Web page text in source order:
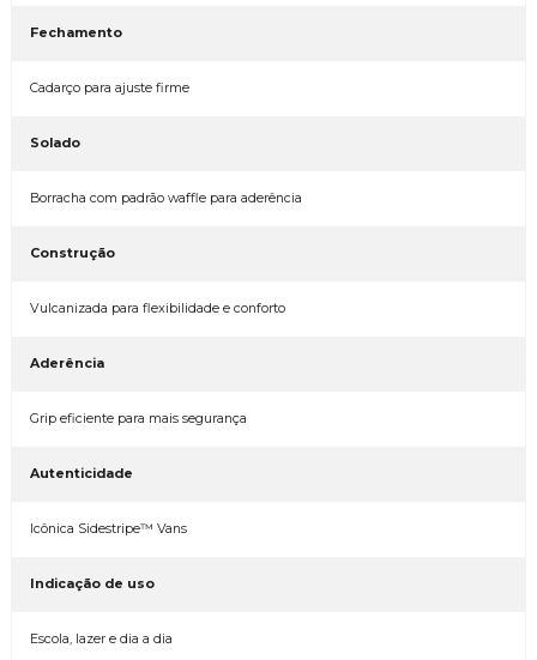
Fechamento
Cadarço para ajuste firme
Solado
Borracha com padrão waffle para aderência
Construção
Vulcanizada para flexibilidade e conforto
Aderência
Grip eficiente para mais segurança
Autenticidade
Icônica Sidestripe™ Vans
Indicação de uso
Escola, lazer e dia a dia